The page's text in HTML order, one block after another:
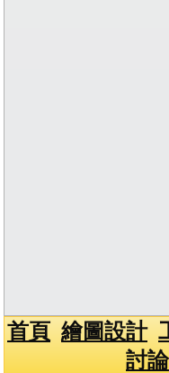
首頁 繪圖設計
討論